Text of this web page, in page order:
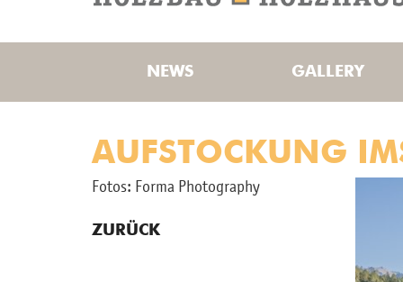
NEWS GALLERY
AUFSTOCKUNG
Fotos: Forma Pho­to­gra­phy
ZURÜCK